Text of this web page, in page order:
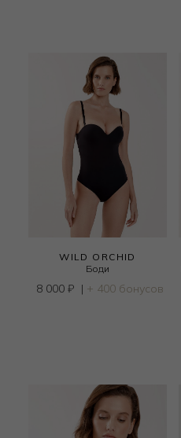
WILD ORCHID
Боди
8 000 ₽ | + 400 бонусов